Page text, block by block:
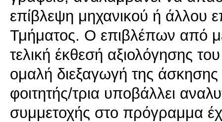
επίβλεψη μηχανικού ή άλλου
Τμήματος. O επιβλέπων από
τελική έκθεσή αξιολόγησης
ομαλή διεξαγωγή της
φοιτητής/τρια υποβάλλει
συμμετοχής στο πρόγραμμα